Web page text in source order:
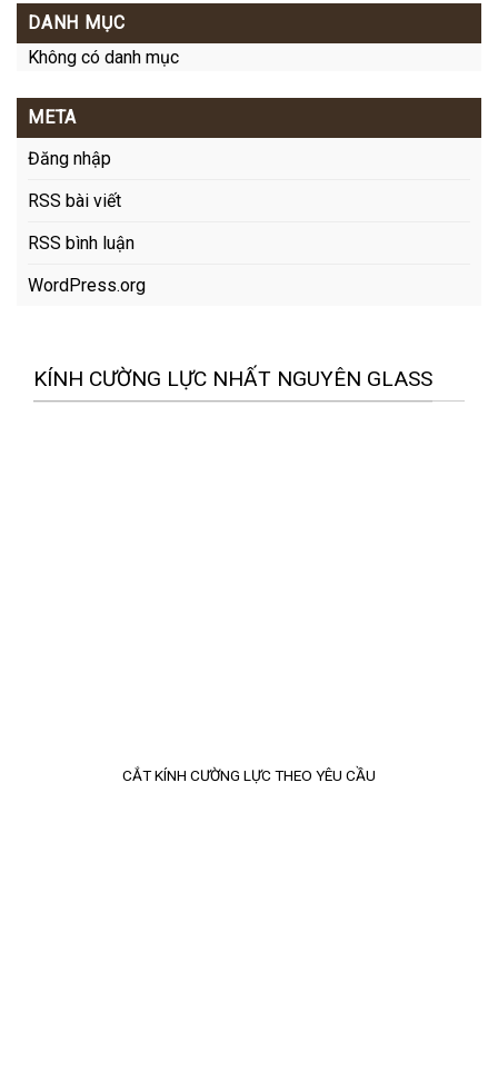
DANH MỤC
Không có danh mục
META
Đăng nhập
RSS bài viết
RSS bình luận
WordPress.org
KÍNH CƯỜNG LỰC NHẤT NGUYÊN GLASS
CẮT KÍNH CƯỜNG LỰC THEO YÊU CẦU